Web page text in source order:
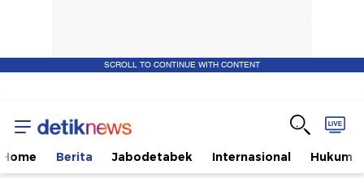
SCROLL TO CONTINUE WITH CONTENT
Home Berita Jabodetabek Internasional Hukum